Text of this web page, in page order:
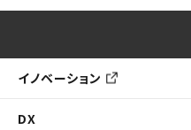
イノベーション
DX